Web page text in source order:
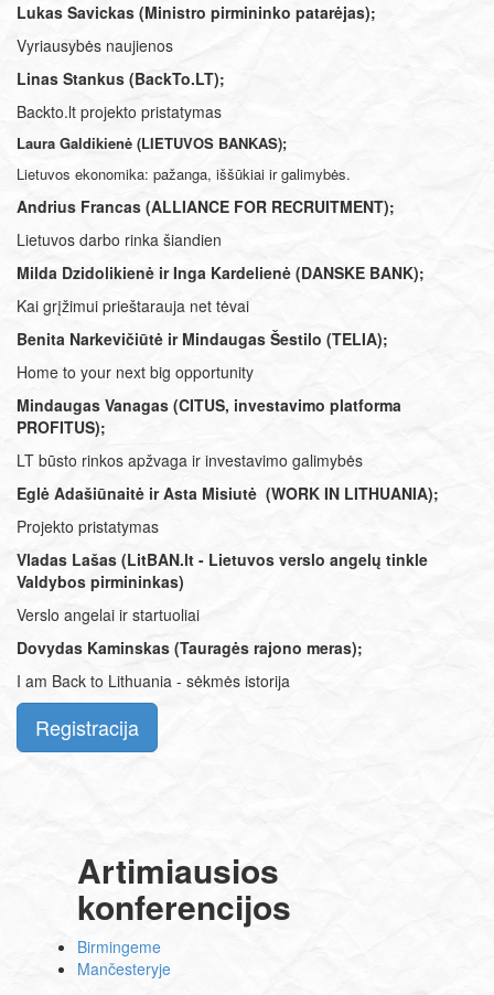
Lukas Savickas (Ministro pirmininko patarėjas);
Vyriausybės naujienos
Linas Stankus (BackTo.LT);
Backto.lt projekto pristatymas
Laura Galdikienė (LIETUVOS BANKAS);
Lietuvos ekonomika: pažanga, iššūkiai ir galimybės.
Andrius Francas (ALLIANCE FOR RECRUITMENT);
Lietuvos darbo rinka šiandien
Milda Dzidolikienė ir Inga Kardelienė (DANSKE BANK);
Kai grįžimui prieštarauja net tėvai
Benita Narkevičiūtė ir Mindaugas Šestilo (TELIA);
Home to your next big opportunity
Mindaugas Vanagas (CITUS, investavimo platforma
PROFITUS);
LT būsto rinkos apžvaga ir investavimo galimybės
Eglė Adašiūnaitė ir Asta Misiutė (WORK IN LITHUANIA);
Projekto pristatymas
Vladas Lašas (LitBAN.lt - Lietuvos verslo angelų tinkle
Valdybos pirmininkas)
Verslo angelai ir startuoliai
Dovydas Kaminskas (Tauragės rajono meras);
I am Back to Lithuania - sėkmės istorija
Registracija
Artimiausios
konferencijos
Birmingeme
Mančesteryje